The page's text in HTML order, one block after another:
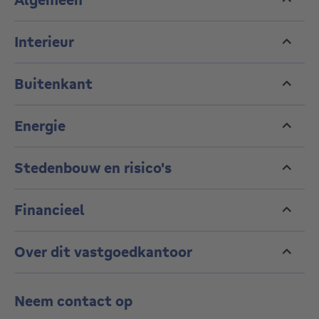
Interieur
Buitenkant
Energie
Stedenbouw en risico's
Financieel
Over dit vastgoedkantoor
Neem contact op